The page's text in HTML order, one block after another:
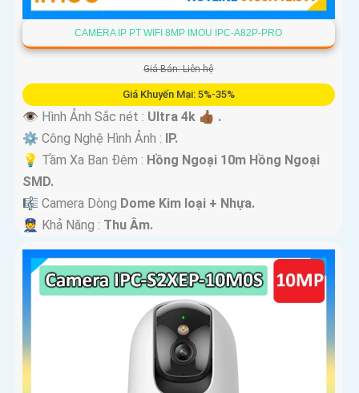
CAMERA IP PT WIFI 8MP IMOU IPC-A82P-PRO
Giá Bán: Liên hệ
Giá Khuyến Mại: 5%-35%
👁 Hình Ảnh Sắc nét : Ultra 4k 👍🏾 .
⚙ Công Nghệ Hình Ảnh : IP.
💡 Tầm Xa Ban Đêm : Hồng Ngoại 10m Hồng Ngoại
SMD.
🎼️ Camera Dòng Dome Kim loại + Nhựa.
️👮 Khả Năng : Thu Âm.